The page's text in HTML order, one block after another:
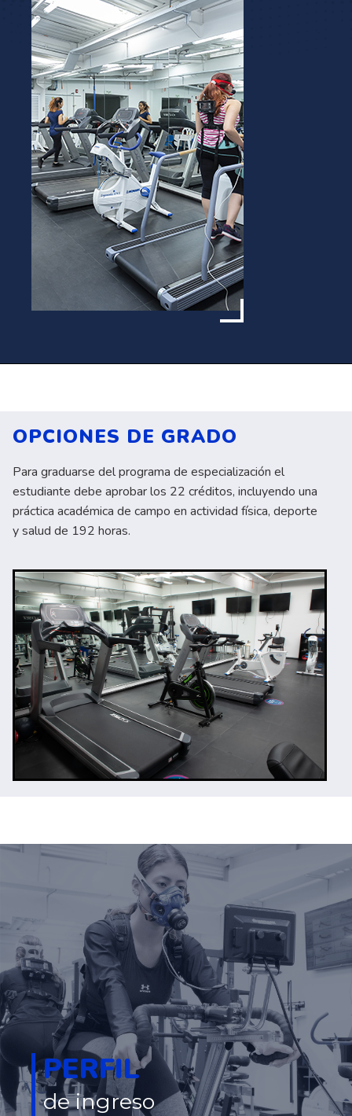
OPCIONES DE GRADO
Para graduarse del programa de especialización el
estudiante debe aprobar los 22 créditos, incluyendo una
práctica académica de campo en actividad física, deporte
y salud de 192 horas.
PERFIL
de ingreso